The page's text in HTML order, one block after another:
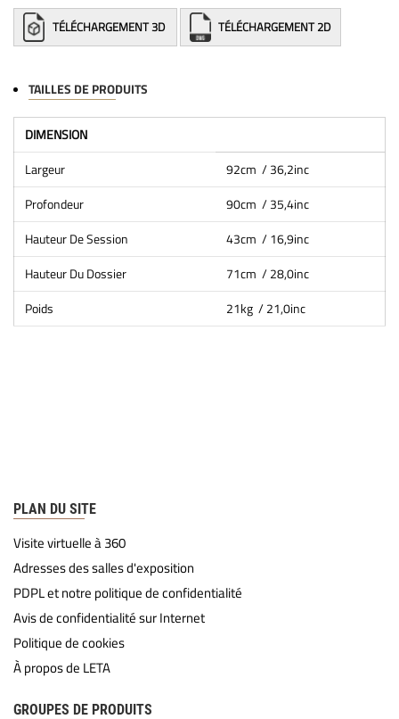
TÉLÉCHARGEMENT 3D TÉLÉCHARGEMENT 2D
TAILLES DE PRODUITS
DIMENSION
Largeur
92cm / 36,2inc
Profondeur
90cm / 35,4inc
Hauteur De Session
43cm / 16,9inc
Hauteur Du Dossier
71cm / 28,0inc
Poids
21kg / 21,0inc
PLAN DU SITE
Visite virtuelle à 360
Adresses des salles d'exposition
PDPL et notre politique de confidentialité
Avis de confidentialité sur Internet
Politique de cookies
À propos de LETA
GROUPES DE PRODUITS